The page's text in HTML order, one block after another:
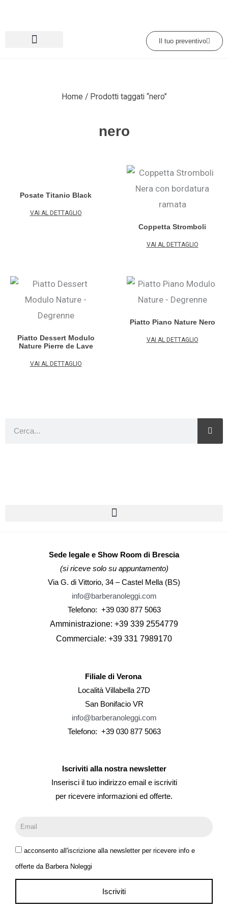
contenuto
Il tuo preventivo
Home / Prodotti taggati “nero”
nero
Posate Titanio Black
VAI AL DETTAGLIO
Coppetta Stromboli
VAI AL DETTAGLIO
Piatto Dessert Modulo
Nature Pierre de Lave
VAI AL DETTAGLIO
Piatto Piano Nature Nero
VAI AL DETTAGLIO
Sede legale e Show Room di Brescia
(si riceve solo su appuntamento)
Via G. di Vittorio, 34 – Castel Mella (BS)
info@barberanoleggi.com
Telefono: +39 030 877 5063
Amministrazione: +39 339 2554779
Commerciale: +39 331 7989170
Filiale di Verona
Località Villabella 27D
San Bonifacio VR
info@barberanoleggi.com
Telefono: +39 030 877 5063
Iscriviti alla nostra newsletter
Inserisci il tuo indirizzo email e iscriviti
per ricevere informazioni ed offerte.
acconsento all'iscrizione alla newsletter per ricevere info e
offerte da Barbera Noleggi
Iscriviti